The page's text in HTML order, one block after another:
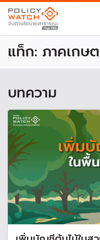
แท็ก: ภาคเกษ
บทความ